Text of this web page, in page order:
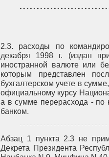
2.3. расходы по
декабря 1998 г. (издан
иностранной валюте или
которым представлен
бухгалтерском учете в
официальному курсу
а в сумме перерасхода - по
банком.
Абзац 1 пункта 2.3 не
Декрета Президента